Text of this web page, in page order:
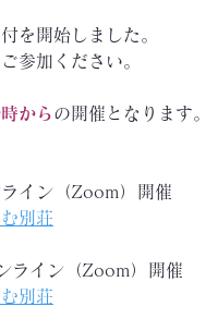
を開始しました。
参加ください。
からの開催となります。
イン（Zoom）開催
別荘
ライン（Zoom）開催
別荘